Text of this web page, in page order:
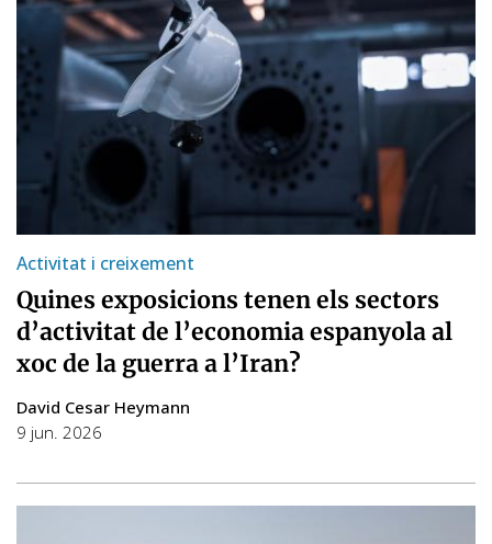
Activitat i creixement
Quines exposicions tenen els sectors
d’activitat de l’economia espanyola al
xoc de la guerra a l’Iran?
David Cesar Heymann
9 jun. 2026